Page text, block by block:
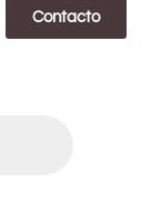
Contacto